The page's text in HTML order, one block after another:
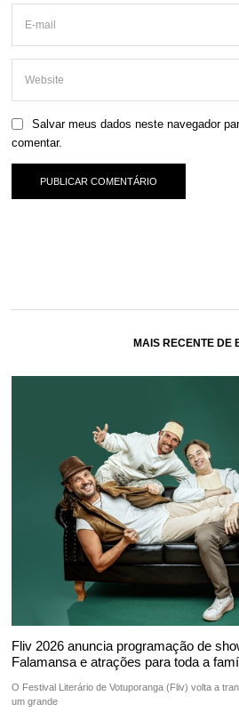
Salvar meus dados neste navegador
comentar.
MAIS RECENTE DE
Fliv 2026 anuncia programação de
Falamansa e atrações para toda a
O Festival Literário de Votuporanga (Fliv) volta a
um grande